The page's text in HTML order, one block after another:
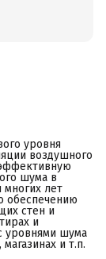
уровня
воздушного
шума в
многих лет
обеспечению
стен и
и
уровнями шума
и т.п.